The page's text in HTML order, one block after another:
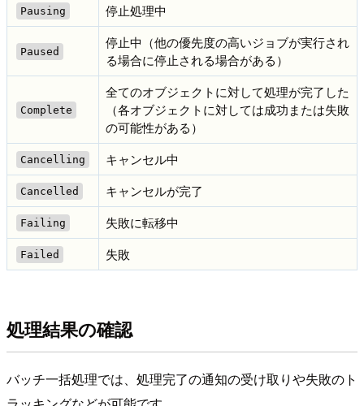
Pausing 停止処理中
Paused
停止中（他の優先度の高いジョブが実行され
る場合に停止される場合がある）
Complete
全てのオブジェクトに対して処理が完了した
（各オブジェクトに対しては成功または失敗
の可能性がある）
Cancelling キャンセル中
Cancelled キャンセルが完了
Failing 失敗に転移中
Failed 失敗
処理結果の確認
バッチ一括処理では、処理完了の通知の受け取りや失敗のト